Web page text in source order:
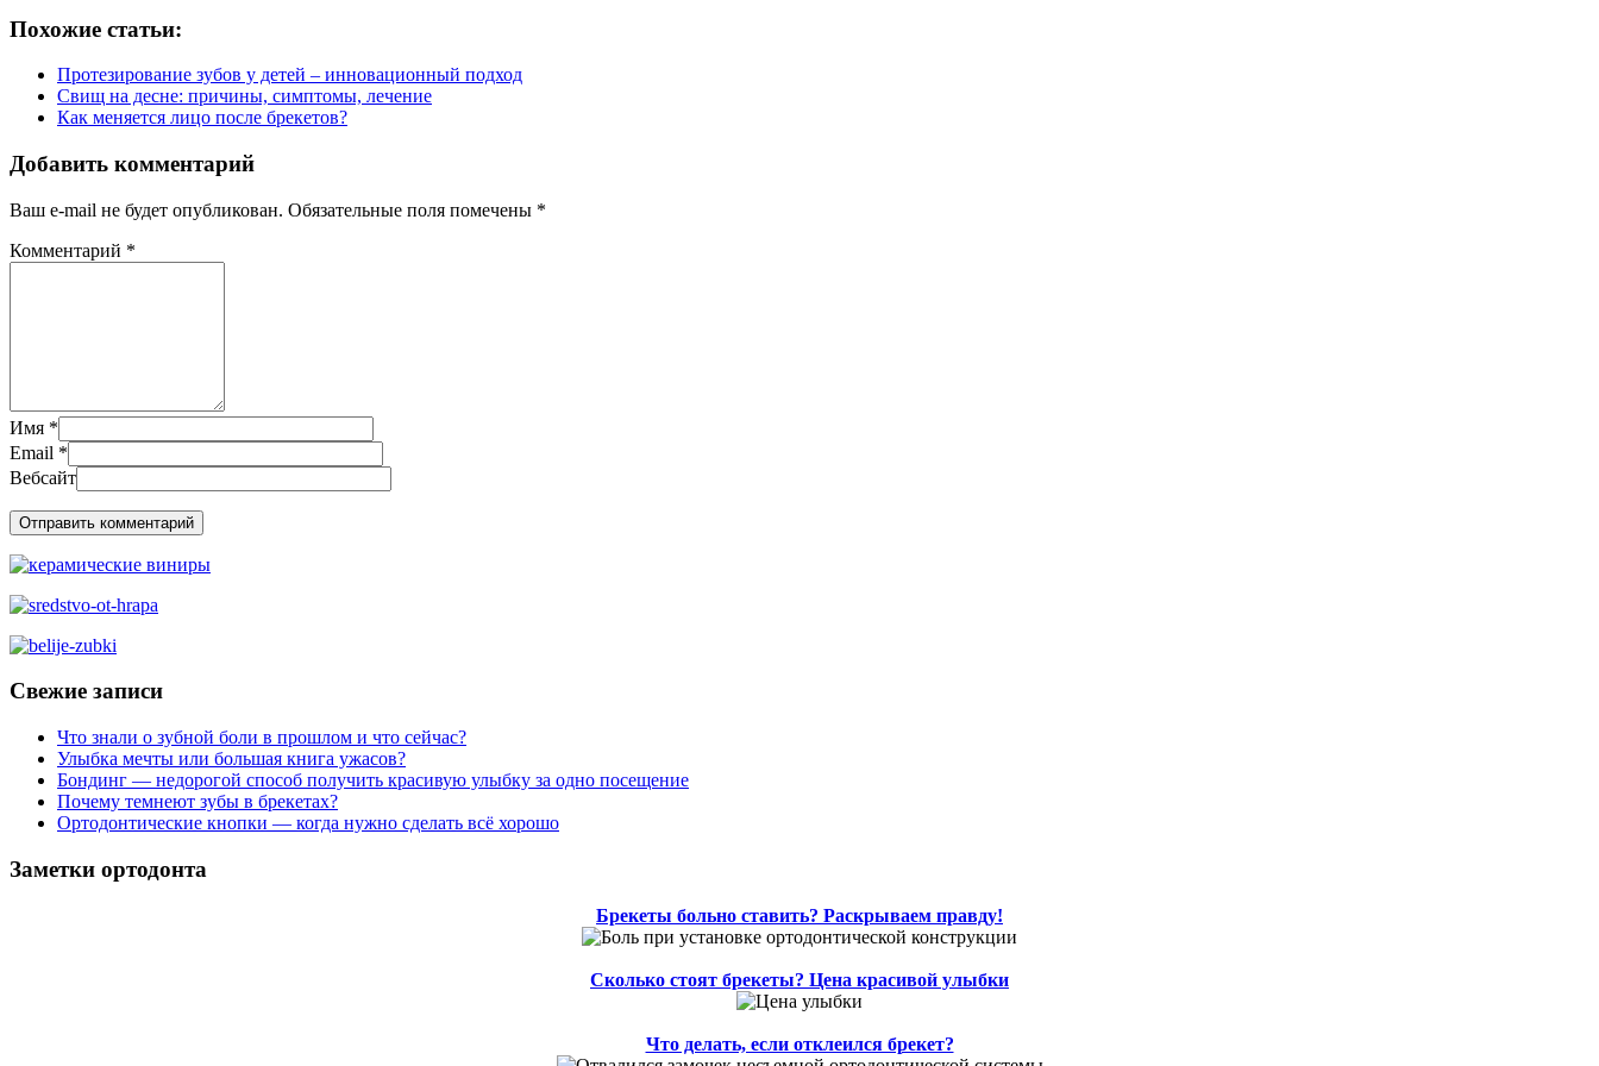
Похожие статьи:
Протезирование зубов у детей – инновационный подход
Свищ на десне: причины, симптомы, лечение
Как меняется лицо после брекетов?
Добавить комментарий
Ваш e-mail не будет опубликован. Обязательные поля помечены *
Комментарий *
Имя *
Email *
Вебсайт
Свежие записи
Что знали о зубной боли в прошлом и что сейчас?
Улыбка мечты или большая книга ужасов?
Бондинг — недорогой способ получить красивую улыбку за одно посещение
Почему темнеют зубы в брекетах?
Ортодонтические кнопки — когда нужно сделать всё хорошо
Заметки ортодонта
Брекеты больно ставить? Раскрываем правду!
Сколько стоят брекеты? Цена красивой улыбки
Что делать, если отклеился брекет?